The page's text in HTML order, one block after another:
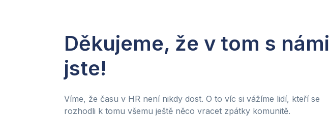
Děkujeme, že v tom s námi
jste!
Víme, že času v HR není nikdy dost. O to víc si vážíme lidí, kteří se
rozhodli k tomu všemu ještě něco vracet zpátky komunitě.